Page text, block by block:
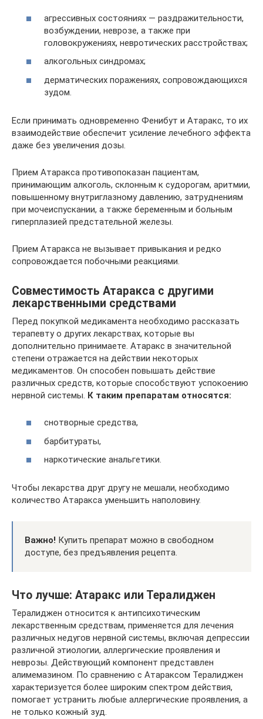
агрессивных состояниях — раздражительности,
возбуждении, неврозе, а также при
головокружениях, невротических расстройствах;
алкогольных синдромах;
дерматических поражениях, сопровождающихся
зудом.
Если принимать одновременно Фенибут и Атаракс, то их
взаимодействие обеспечит усиление лечебного эффекта
даже без увеличения дозы.
Прием Атаракса противопоказан пациентам,
принимающим алкоголь, склонным к судорогам, аритмии,
повышенному внутриглазному давлению, затруднениям
при мочеиспускании, а также беременным и больным
гиперплазией предстательной железы.
Прием Атаракса не вызывает привыкания и редко
сопровождается побочными реакциями.
Совместимость Атаракса с другими
лекарственными средствами
Перед покупкой медикамента необходимо рассказать
терапевту о других лекарствах, которые вы
дополнительно принимаете. Атаракс в значительной
степени отражается на действии некоторых
медикаментов. Он способен повышать действие
различных средств, которые способствуют успокоению
нервной системы. К таким препаратам относятся:
снотворные средства,
барбитураты,
наркотические анальгетики.
Чтобы лекарства друг другу не мешали, необходимо
количество Атаракса уменьшить наполовину.
Важно! Купить препарат можно в свободном
доступе, без предъявления рецепта.
Что лучше: Атаракс или Тералиджен
Тералиджен относится к антипсихотическим
лекарственным средствам, применяется для лечения
различных недугов нервной системы, включая депрессии
различной этиологии, аллергические проявления и
неврозы. Действующий компонент представлен
алимемазином. По сравнению с Атараксом Тералиджен
характеризуется более широким спектром действия,
помогает устранить любые аллергические проявления, а
не только кожный зуд.